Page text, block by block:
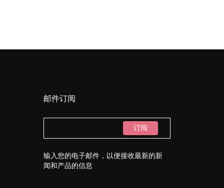
邮件订阅
订阅
输入您的电子邮件，以便接收最新的新
闻和产品的信息